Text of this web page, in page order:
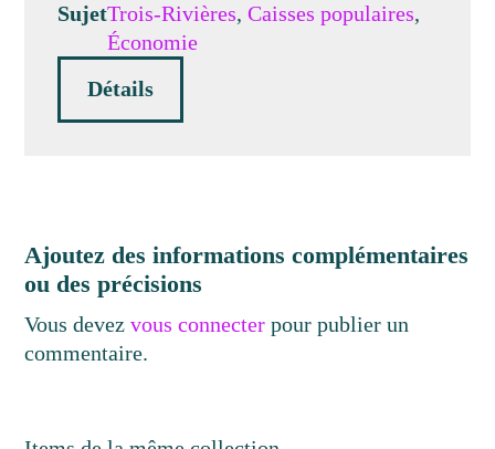
SujetTrois-Rivières,Caisses populaires,
Économie
Détails
Ajoutez des informations complémentaires
ou des précisions
Vous devezvous connecter pour publier un
commentaire.